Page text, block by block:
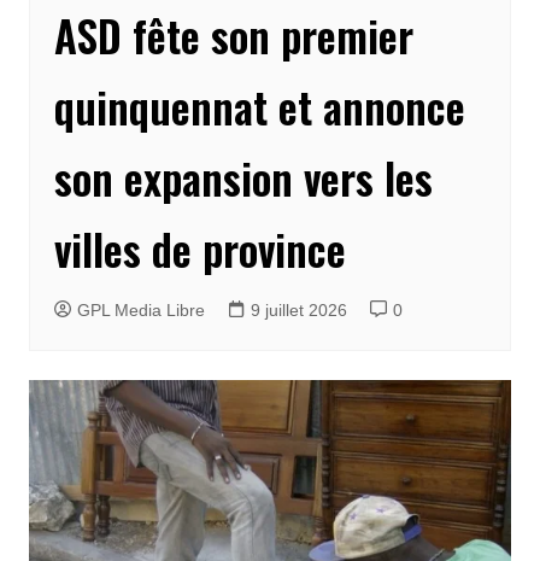
ASD fête son premier
quinquennat et annonce
son expansion vers les
villes de province
GPL Media Libre 9 juillet 2026 0